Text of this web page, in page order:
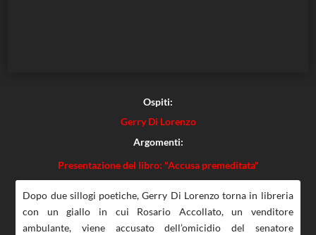
Ospiti:
Gerry Di Lorenzo
Argomenti:
Presentazione del libro: "Accusa premeditata"
Dopo due sillogi poetiche, Gerry Di Lorenzo torna in libreria
con un giallo in cui Rosario Accollato, un venditore
ambulante, viene accusato dell’omicidio del senatore